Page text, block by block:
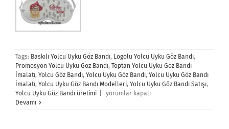
Tags: Baskılı Yolcu Uyku Göz Bandı, Logolu Yolcu Uyku Göz Bandı,
Promosyon Yolcu Uyku Göz Bandı, Toptan Yolcu Uyku Göz Bandı
İmalatı, Yolcu Göz Bandı, Yolcu Uyku Göz Bandı, Yolcu Uyku Göz Bandı
İmalatı, Yolcu Uyku Göz Bandı Modelleri, Yolcu Uyku Göz Bandı Satışı,
Yolcu Uyku Göz Bandı üretimi
Yolcu
Göz
yorumlar kapalı
Devamı